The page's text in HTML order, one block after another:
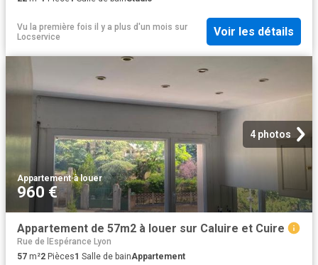
Vu la première fois il y a plus d'un mois sur
Locservice
Voir les détails
4 photos
Appartement·à louer
960 €
Appartement de 57m2 à louer sur Caluire et Cuire
Rue de lEspérance Lyon
57 m²2 Pièces1 Salle de bainAppartement